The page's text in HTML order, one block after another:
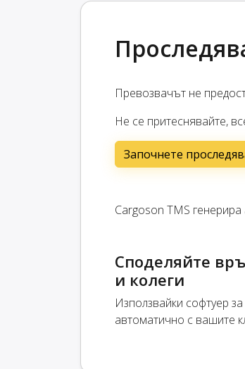
Превозвачът не
Не се притеснявайте,
Започнете
Cargoson TMS
Споделяйте
и колеги
Използвайки софтуер
автоматично с вашите